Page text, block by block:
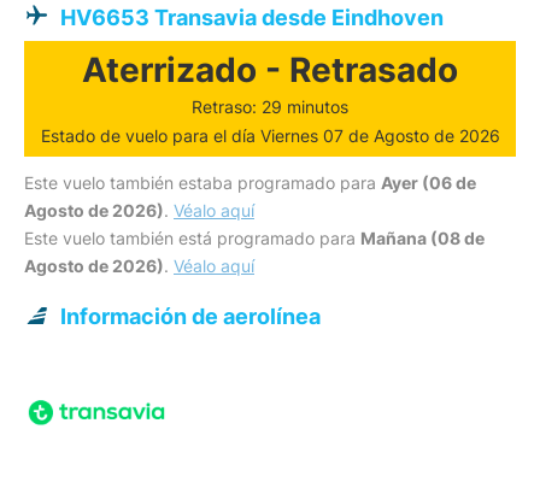
HV6653 Transavia desde Eindhoven
Aterrizado - Retrasado
Retraso: 29 minutos
Estado de vuelo para el día Viernes 07 de Agosto de 2026
Este vuelo también estaba programado para Ayer (06 de
Agosto de 2026). Véalo aquí
Este vuelo también está programado para Mañana (08 de
Agosto de 2026). Véalo aquí
Información de aerolínea